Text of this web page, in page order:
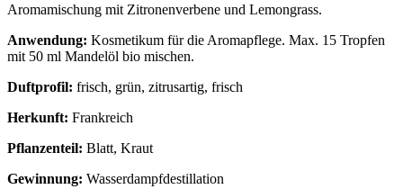
Aromamischung mit Zitronenverbene und Lemongrass.
Anwendung: Kosmetikum für die Aromapflege. Max. 15 Tropfen
mit 50 ml Mandelöl bio mischen.
Duftprofil: frisch, grün, zitrusartig, frisch
Herkunft: Frankreich
Pflanzenteil: Blatt, Kraut
Gewinnung: Wasserdampfdestillation